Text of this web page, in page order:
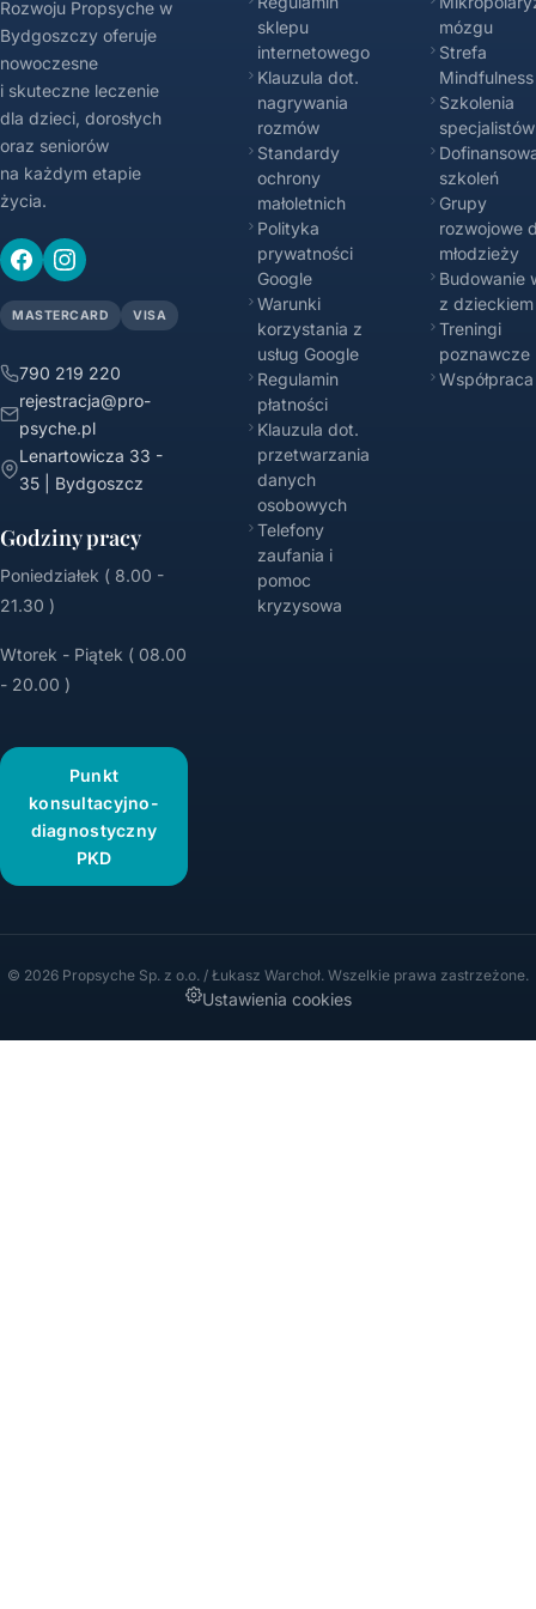
Rozwoju Propsyche w
Bydgoszczy oferuje
nowoczesne
i skuteczne leczenie
dla dzieci, dorosłych
oraz seniorów
na każdym etapie
życia.
MASTERCARD VISA
790 219 220
rejestracja@pro-
psyche.pl
Lenartowicza 33 -
35 | Bydgoszcz
Godziny pracy
Poniedziałek ( 8.00 -
21.30 )
Wtorek - Piątek ( 08.00
- 20.00 )
Punkt
konsultacyjno-
diagnostyczny
PKD
sklepu
internetowego
Klauzula dot.
nagrywania
rozmów
Standardy
ochrony
małoletnich
Polityka
prywatności
Google
Warunki
korzystania z
usług Google
Regulamin
płatności
Klauzula dot.
przetwarzania
danych
osobowych
Telefony
zaufania i
pomoc
kryzysowa
mózgu
Strefa
Mindfulness
Szkolenia
specjalistów
szkoleń
Grupy
rozwojowe
młodzieży
Budowanie
z dzieckiem
Treningi
poznawcze
Współpraca
© 2026 Propsyche Sp. z o.o. / Łukasz Warchoł. Wszelkie prawa zastrzeżone.
Ustawienia cookies